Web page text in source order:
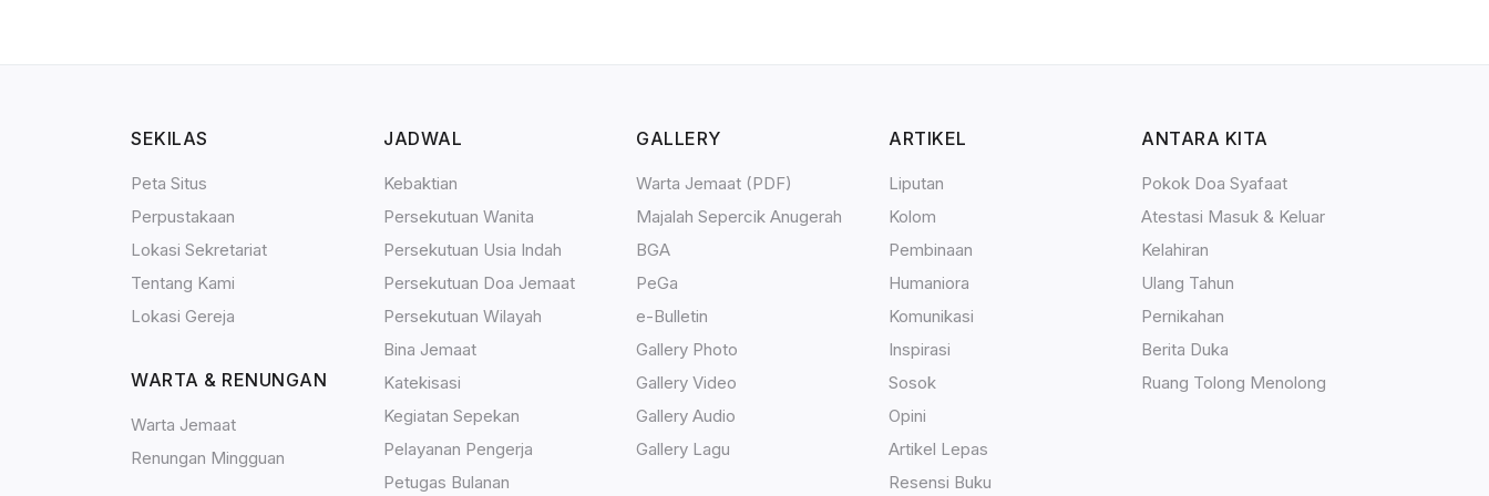
SEKILAS
Peta Situs
Perpustakaan
Lokasi Sekretariat
Tentang Kami
Lokasi Gereja
WARTA & RENUNGAN
Warta Jemaat
Renungan Mingguan
JADWAL
Kebaktian
Persekutuan Wanita
Persekutuan Usia Indah
Persekutuan Doa Jemaat
Persekutuan Wilayah
Bina Jemaat
Katekisasi
Kegiatan Sepekan
Pelayanan Pengerja
Petugas Bulanan
GALLERY
Warta Jemaat (PDF)
Majalah Sepercik Anugerah
BGA
PeGa
e-Bulletin
Gallery Photo
Gallery Video
Gallery Audio
Gallery Lagu
ARTIKEL
Liputan
Kolom
Pembinaan
Humaniora
Komunikasi
Inspirasi
Sosok
Opini
Artikel Lepas
Resensi Buku
ANTARA KITA
Pokok Doa Syafaat
Atestasi Masuk & Keluar
Kelahiran
Ulang Tahun
Pernikahan
Berita Duka
Ruang Tolong Menolong